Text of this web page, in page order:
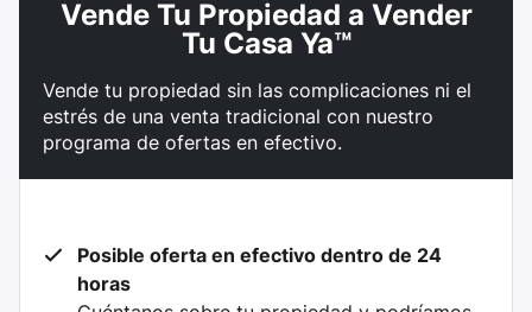
Vende Tu Propiedad a Vender
Tu Casa Ya™
Vende tu propiedad sin las complicaciones ni el
estrés de una venta tradicional con nuestro
programa de ofertas en efectivo.
Posible oferta en efectivo dentro de 24
horas